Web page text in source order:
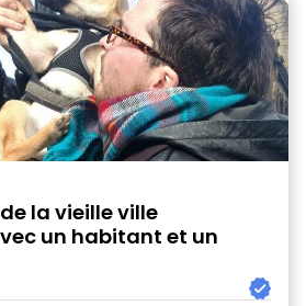
la vieille ville
un habitant et un